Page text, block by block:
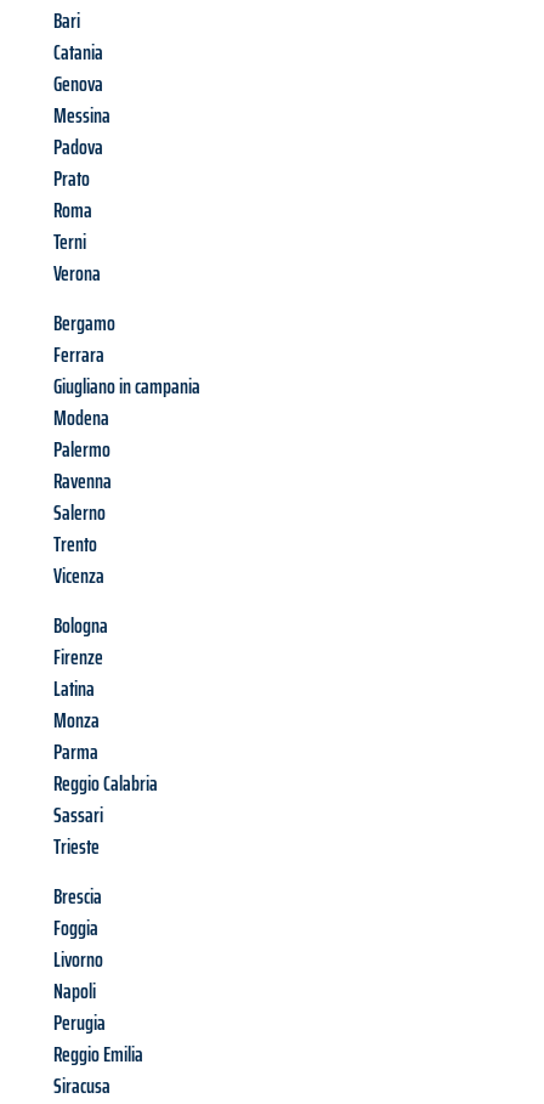
Bari
Catania
Genova
Messina
Padova
Prato
Roma
Terni
Verona
Bergamo
Ferrara
Giugliano in campania
Modena
Palermo
Ravenna
Salerno
Trento
Vicenza
Bologna
Firenze
Latina
Monza
Parma
Reggio Calabria
Sassari
Trieste
Brescia
Foggia
Livorno
Napoli
Perugia
Reggio Emilia
Siracusa